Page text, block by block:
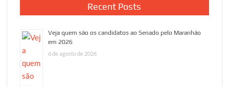
Recent Posts
Veja quem são os candidatos ao Senado pelo Maranhão
em 2026
6 de agosto de 2026